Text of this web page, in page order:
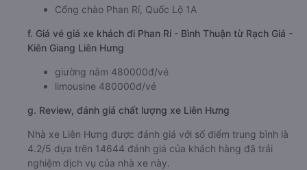
Cổng chào Phan Rí, Quốc Lộ 1A
f. Giá vé giá xe khách đi Phan Rí - Bình Thuận từ Rạch Giá -
Kiên Giang Liên Hưng
giường nằm 480000đ/vé
limousine 480000đ/vé
g. Review, đánh giá chất lượng xe Liên Hưng
Nhà xe Liên Hưng được đánh giá với số điểm trung bình là
4.2/5 dựa trên 14644 đánh giá của khách hàng đã trải
nghiệm dịch vụ của nhà xe này.